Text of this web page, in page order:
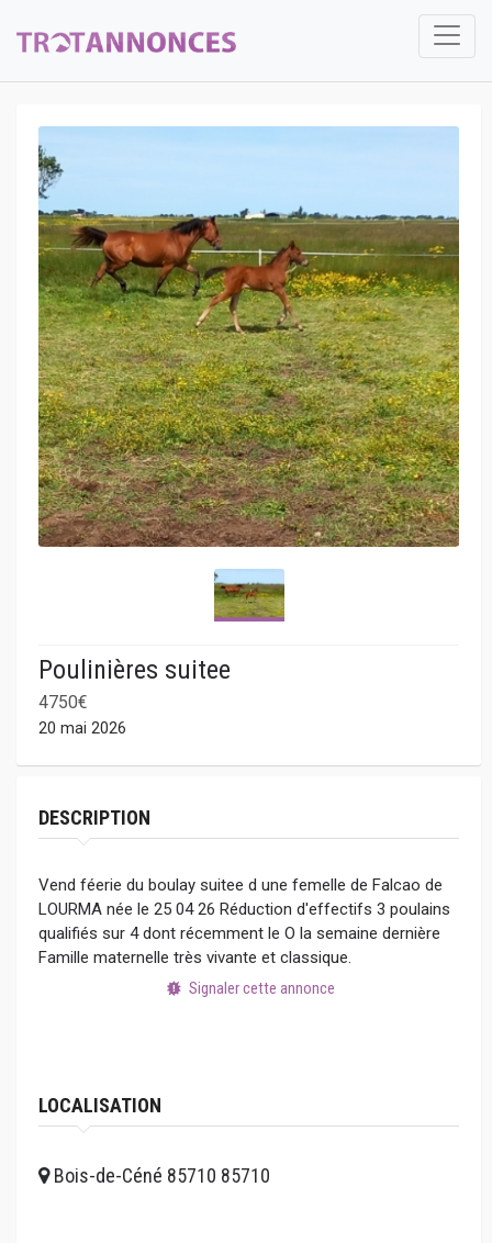
Poulinières suitee
4750€
20 mai 2026
DESCRIPTION
Vend féerie du boulay suitee d une femelle de Falcao de
LOURMA née le 25 04 26 Réduction d'effectifs 3 poulains
qualifiés sur 4 dont récemment le O la semaine dernière
Famille maternelle très vivante et classique.
Signaler cette annonce
LOCALISATION
Bois-de-Céné 85710 85710